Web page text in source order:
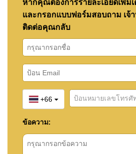
หากคุณต้องการรายละเอียดเพิ่ม
และกรอกแบบฟอร์มสอบถาม เจ้
ติดต่อคุณกลับ
+66
ข้อความ: